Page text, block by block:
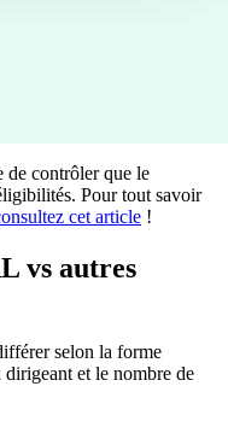
de contrôler que le
Pour tout savoir
cet article !
vs autres
selon la forme
et le nombre de